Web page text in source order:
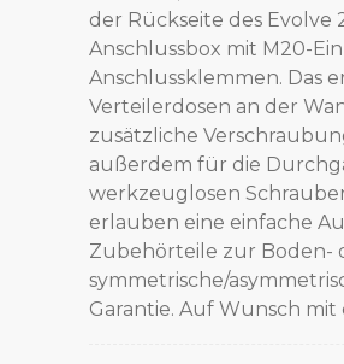
der Rückseite des
Anschlussbox mit M20-
Anschlussklemmen. Das
Verteilerdosen an der
zusätzliche
außerdem für die
werkzeuglosen
erlauben eine einfache
Zubehörteile zur Boden-
symmetrische/
Garantie. Auf Wunsch mit